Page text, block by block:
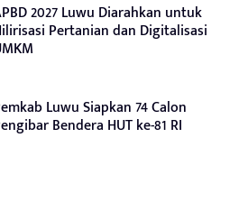
2027 Luwu Diarahkan untuk
Pertanian dan Digitalisasi
Luwu Siapkan 74 Calon
Bendera HUT ke-81 RI